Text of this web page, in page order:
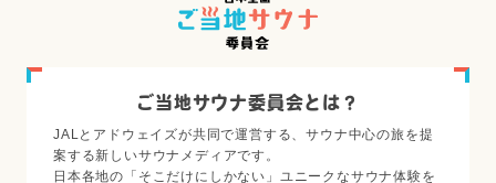
ご当地サウナ委員会とは？
JALとアドウェイズが共同で運営する、サウナ中心の旅を提
案する新しいサウナメディアです。
日本各地の「そこだけにしかない」ユニークなサウナ体験を